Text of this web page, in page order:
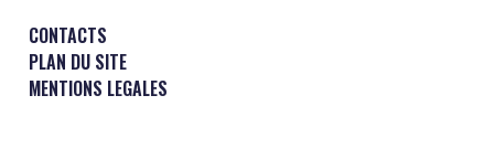
CONTACTS
PLAN DU SITE
MENTIONS LEGALES